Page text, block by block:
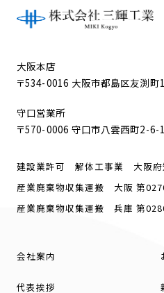
大阪本店
〒534-0016 大阪市都島区友渕
守口営業所
〒570-0006 守口市八雲西町2-6-
建設業許可 解体工事業 大阪府
産業廃棄物収集運搬 大阪 第
産業廃棄物収集運搬 兵庫 第
会社案内
代表挨拶